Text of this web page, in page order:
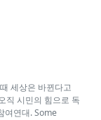
세상은 바뀐다고
직 시민의 힘으로 독
여연대. Some